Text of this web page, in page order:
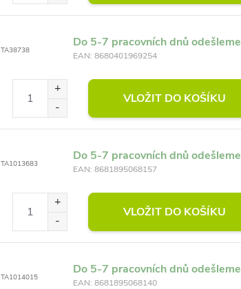
TA38738
Do 5-7 pracovních dnů odešleme
EAN: 8680401969254
VLOŽIT DO KOŠÍKU
TA1013683
Do 5-7 pracovních dnů odešleme
EAN: 8681895068157
VLOŽIT DO KOŠÍKU
TA1014015
Do 5-7 pracovních dnů odešleme
EAN: 8681895068140